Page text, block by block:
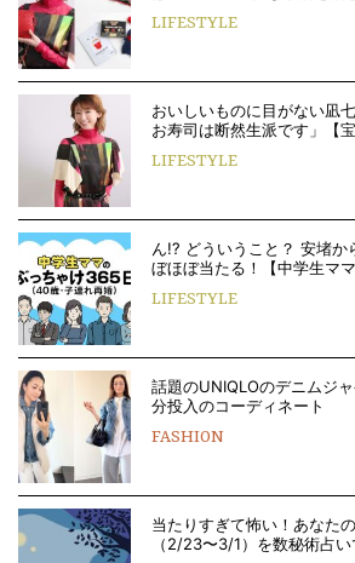
LIFESTYLE
おいしいものに目がない凪
お寿司は断然生派です」【
LIFESTYLE
ん!? どういうこと？ 安堵か
ぼほぼ当たる！【中学生マ
LIFESTYLE
話題のUNIQLOのデニムジ
分投入のコーディネート
FASHION
当たりすぎて怖い！あなた
（2/23〜3/1）を数秘術占